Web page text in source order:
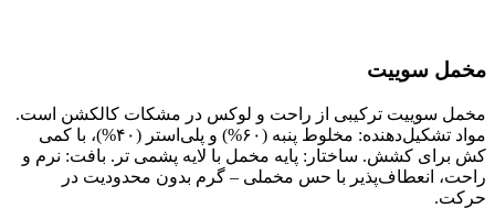
مخمل سوییت
مخمل سوییت ترکیبی از راحت و لوکس در مشکات کالکشن است.
مواد تشکیل‌دهنده: مخلوط پنبه (۶۰%) و پلی‌استر (۴۰%)، با کمی
کش برای کشش. ساختار: پایه مخمل با لایه پشمی تر. بافت: نرم و
راحت، انعطاف‌پذیر با حس مخملی – گرم بدون محدودیت در
حرکت.